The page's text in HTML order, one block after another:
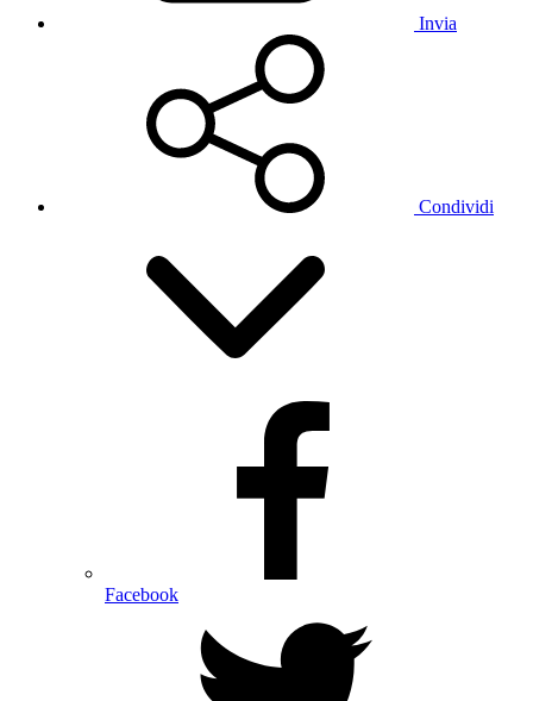
Invia
Condividi
Facebook